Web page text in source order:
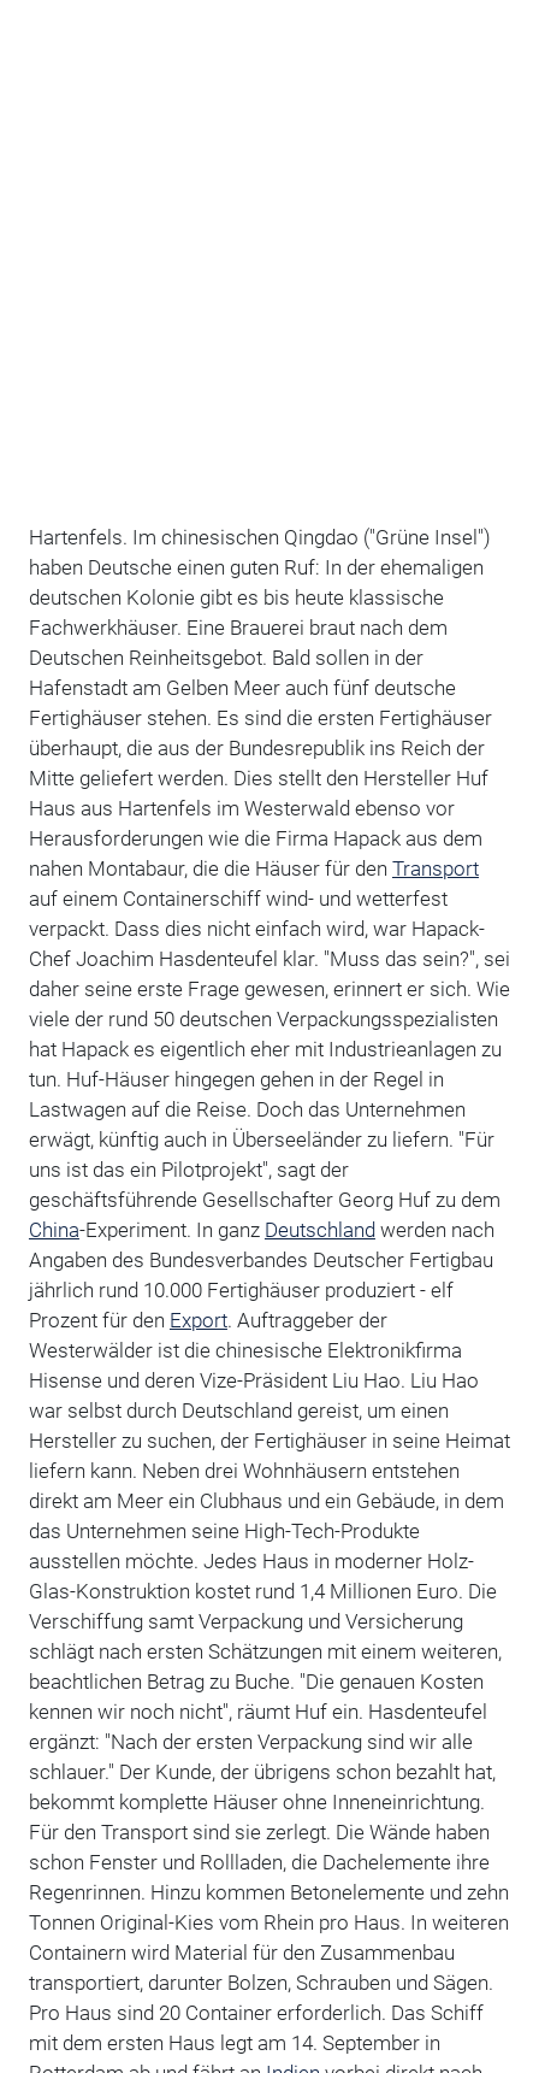
Hartenfels. Im chinesischen Qingdao ("Grüne Insel")
haben Deutsche einen guten Ruf: In der ehemaligen
deutschen Kolonie gibt es bis heute klassische
Fachwerkhäuser. Eine Brauerei braut nach dem
Deutschen Reinheitsgebot. Bald sollen in der
Hafenstadt am Gelben Meer auch fünf deutsche
Fertighäuser stehen. Es sind die ersten Fertighäuser
überhaupt, die aus der Bundesrepublik ins Reich der
Mitte geliefert werden. Dies stellt den Hersteller Huf
Haus aus Hartenfels im Westerwald ebenso vor
Herausforderungen wie die Firma Hapack aus dem
nahen Montabaur, die die Häuser für den Transport
auf einem Containerschiff wind- und wetterfest
verpackt. Dass dies nicht einfach wird, war Hapack-
Chef Joachim Hasdenteufel klar. "Muss das sein?", sei
daher seine erste Frage gewesen, erinnert er sich. Wie
viele der rund 50 deutschen Verpackungsspezialisten
hat Hapack es eigentlich eher mit Industrieanlagen zu
tun. Huf-Häuser hingegen gehen in der Regel in
Lastwagen auf die Reise. Doch das Unternehmen
erwägt, künftig auch in Überseeländer zu liefern. "Für
uns ist das ein Pilotprojekt", sagt der
geschäftsführende Gesellschafter Georg Huf zu dem
China-Experiment. In ganz Deutschland werden nach
Angaben des Bundesverbandes Deutscher Fertigbau
jährlich rund 10.000 Fertighäuser produziert - elf
Prozent für den Export. Auftraggeber der
Westerwälder ist die chinesische Elektronikfirma
Hisense und deren Vize-Präsident Liu Hao. Liu Hao
war selbst durch Deutschland gereist, um einen
Hersteller zu suchen, der Fertighäuser in seine Heimat
liefern kann. Neben drei Wohnhäusern entstehen
direkt am Meer ein Clubhaus und ein Gebäude, in dem
das Unternehmen seine High-Tech-Produkte
ausstellen möchte. Jedes Haus in moderner Holz-
Glas-Konstruktion kostet rund 1,4 Millionen Euro. Die
Verschiffung samt Verpackung und Versicherung
schlägt nach ersten Schätzungen mit einem weiteren,
beachtlichen Betrag zu Buche. "Die genauen Kosten
kennen wir noch nicht", räumt Huf ein. Hasdenteufel
ergänzt: "Nach der ersten Verpackung sind wir alle
schlauer." Der Kunde, der übrigens schon bezahlt hat,
bekommt komplette Häuser ohne Inneneinrichtung.
Für den Transport sind sie zerlegt. Die Wände haben
schon Fenster und Rollladen, die Dachelemente ihre
Regenrinnen. Hinzu kommen Betonelemente und zehn
Tonnen Original-Kies vom Rhein pro Haus. In weiteren
Containern wird Material für den Zusammenbau
transportiert, darunter Bolzen, Schrauben und Sägen.
Pro Haus sind 20 Container erforderlich. Das Schiff
mit dem ersten Haus legt am 14. September in